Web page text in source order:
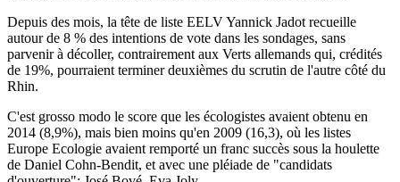
Depuis des mois, la tête de liste EELV Yannick Jadot recueille
autour de 8 % des intentions de vote dans les sondages, sans
parvenir à décoller, contrairement aux Verts allemands qui, crédités
de 19%, pourraient terminer deuxièmes du scrutin de l'autre côté du
Rhin.
C'est grosso modo le score que les écologistes avaient obtenu en
2014 (8,9%), mais bien moins qu'en 2009 (16,3), où les listes
Europe Ecologie avaient remporté un franc succès sous la houlette
de Daniel Cohn-Bendit, et avec une pléiade de "candidats